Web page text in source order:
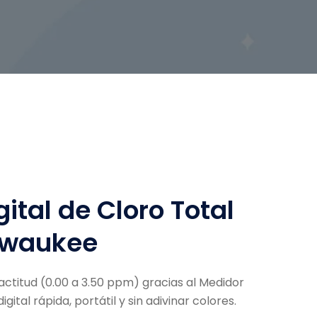
de Cloro Total
(0.00 a 3.50 ppm) gracias al Medidor
rápida, portátil y sin adivinar colores.